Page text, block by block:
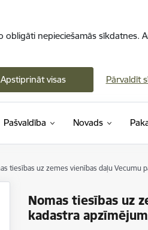
nepieciešamās
Apstiprināt visas Pārvaldīt
Pašvaldība Novads
tiesības uz zemes vienības daļu Vecumu
Nomas tiesības uz
kadastra